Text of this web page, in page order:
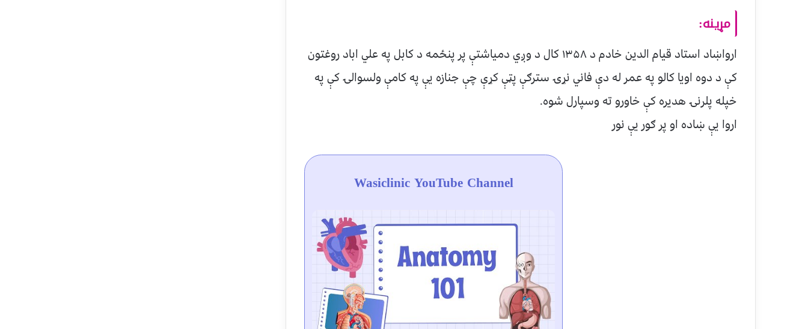
مړينه:
ارواښاد استاد قيام الدين خادم د ۱۳۵۸ كال د وږي دمياشتې پر پنځمه د كابل په علي اباد روغتون
كې د دوه اويا كالو په عمر له دې فاني نړۍ سترګې پټې كړې چې جنازه يې په كامې ولسوالۍ كې په
خپله پلرنۍ هديره كې خاورو ته وسپارل شوه.
اروا يې ښاده او پر ګور يې نور
Wasiclinic YouTube Channel